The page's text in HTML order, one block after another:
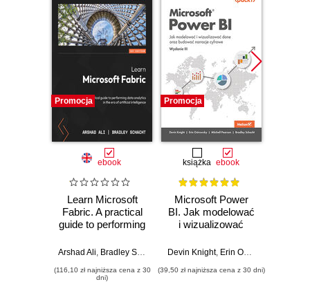
Promocja
ebook
Learn Microsoft
Fabric. A practical
guide to performing
the era of artificial
Arshad Ali Bradley Schacht
(116,10 zł najniższa cena z 30
dni)
Promocja
książka ebook
Microsoft Power
BI. Jak modelować
i wizualizować
budować narracje
III
Devin Knight, Erin Ostrowsky
(39,50 zł najniższa cena z 30 dni)